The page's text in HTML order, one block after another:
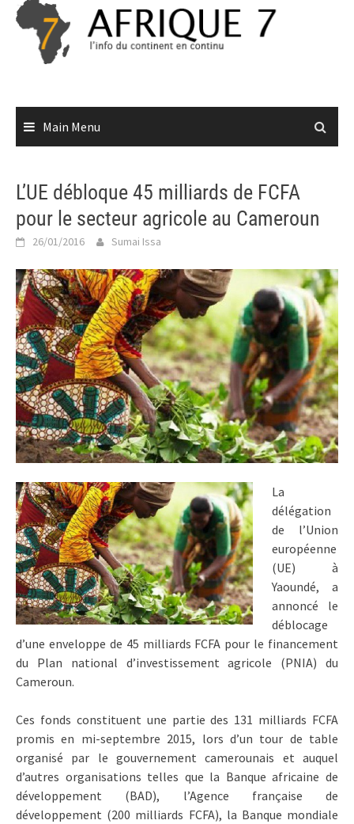
Skip
content
Main Menu
L’UE débloque 45 milliards de FCFA
pour le secteur agricole au Cameroun
26/01/2016 Sumai Issa
La
délégation
de l’Union
européenne
(UE) à
Yaoundé, a
annoncé le
déblocage
d’une enveloppe de 45 milliards FCFA pour le financement
du Plan national d’investissement agricole (PNIA) du
Cameroun.
Ces fonds constituent une partie des 131 milliards FCFA
promis en mi-septembre 2015, lors d’un tour de table
organisé par le gouvernement camerounais et auquel
d’autres organisations telles que la Banque africaine de
développement (BAD), l’Agence française de
développement (200 milliards FCFA), la Banque mondiale